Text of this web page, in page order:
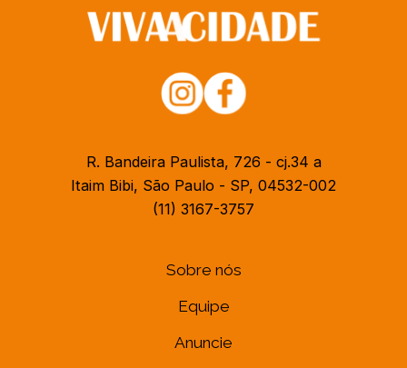
R. Bandeira Paulista, 726 - cj.34 a
Itaim Bibi, São Paulo - SP, 04532-002
(11) 3167-3757
Sobre nós
Equipe
Anuncie